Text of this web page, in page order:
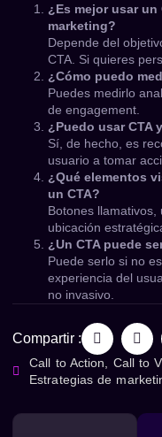
¿Es mejor usar un
marketing?
Depende del
CTA. Si quieres
¿Cómo puedo
Puedes medirlo
de engagement.
¿Puedo usar CTA
Sí, de hecho, es
usuario a tomar
¿Qué elementos
un CTA?
Botones
ubicación
¿Un CTA puede
Puede serlo si no
experiencia del
no invasivo.
Compartir :
Call to Action Call to
Estrategias de